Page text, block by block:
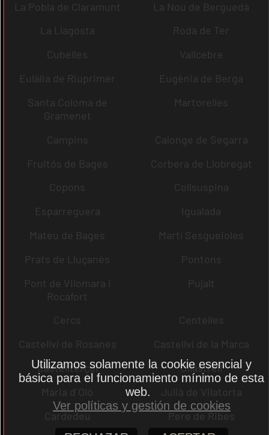
La Pobla de Claramunt
La Nou de Berguedà
La Llagosta
Roda de Ter
Cubelles
Vallcebre
Eulàlia de Riuprimer
Eugènia de Berga
Santa Coloma de
Gramenet
Martorelles
Campins
Calonge de Segarra
Fruitós de Bages
Corbera de Llobregat
Copons
Collsuspina
Esparreguera
Igualada
Mateu de Bages
Martí Sesgueioles
Prats de Lluçanès
Pontons
Pont de Vilomara i
Rocafort
Pujalt
Cercs
Centelles
Castellví de Rosanes
Castellví de la Marca
Castellterçol
Ullastrell
Maria d´Oló
Julià de Vilatorta
Cardedeu
Pere de Ribes
Utilizamos solamente la cookie esencial y
básica para el funcionamiento mínimo de esta
web.
Ver políticas y gestión de cookies